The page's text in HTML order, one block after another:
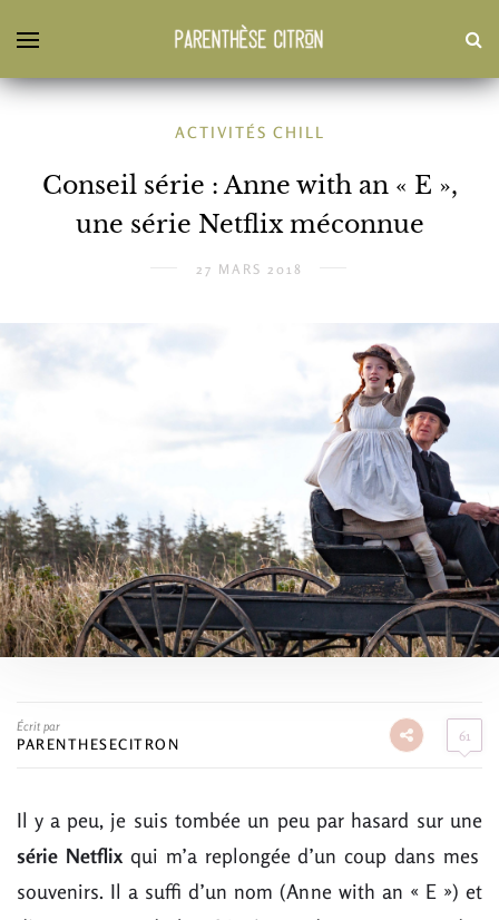
ACTIVITÉS CHILL
Conseil série : Anne with an « E »,
une série Netflix méconnue
27 MARS 2018
Écrit par
PARENTHESECITRON 61
Il y a peu, je suis tombée un peu par hasard sur une
série Netflixqui m’a replongée d’un coup dans mes
souvenirs. Il a suffi d’un nom (Anne with an « E ») et